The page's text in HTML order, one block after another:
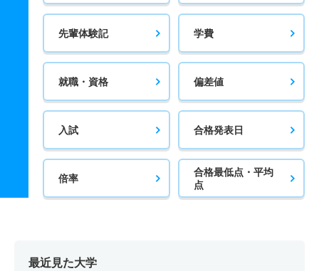
先輩体験記 学費
就職・資格 偏差値
入試 合格発表日
倍率
合格最低点・平均
点
最近見た大学